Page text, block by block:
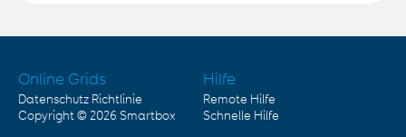
Online Grids
Datenschutz Richtlinie
Copyright © 2026 Smartbox
Hilfe
Remote Hilfe
Schnelle Hilfe